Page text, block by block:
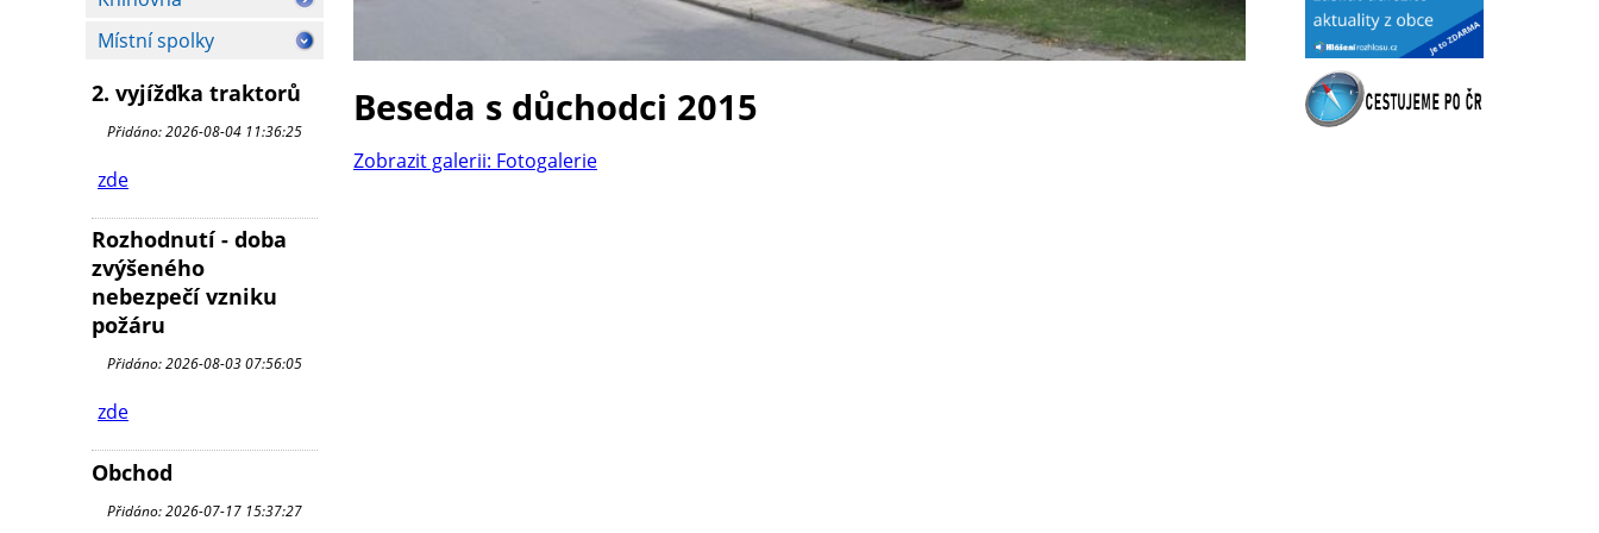
Místní spolky
2. vyjížďka traktorů
Přidáno: 2026-08-04 11:36:25
zde
Rozhodnutí - doba
zvýšeného
nebezpečí vzniku
požáru
Přidáno: 2026-08-03 07:56:05
zde
Obchod
Přidáno: 2026-07-17 15:37:27
Beseda s důchodci 2015
Zobrazit galerii: Fotogalerie